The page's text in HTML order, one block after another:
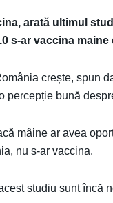
arată ultimul
s-ar vaccina maine
crește, spun
percepție bună
mâine ar avea
nu s-ar vaccina.
studiu sunt încă